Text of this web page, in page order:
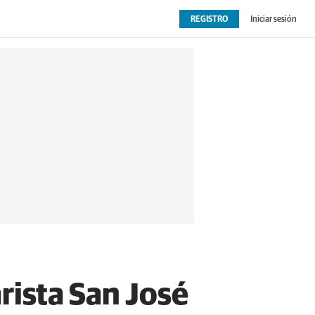
OPINIÓN EXTRAS
REGISTRO Iniciar sesión
San José